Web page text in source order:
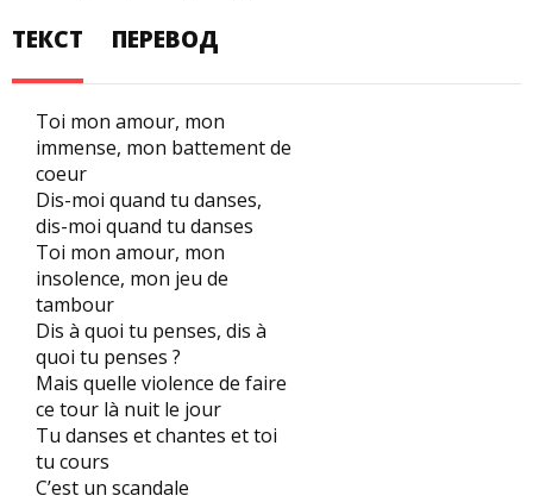
ТЕКСТ
ПЕРЕВОД
Toi mon amour, mon
immense, mon battement de
coeur
Dis-moi quand tu danses,
dis-moi quand tu danses
Toi mon amour, mon
insolence, mon jeu de
tambour
Dis à quoi tu penses, dis à
quoi tu penses ?
Mais quelle violence de faire
ce tour là nuit le jour
Tu danses et chantes et toi
tu cours
C’est un scandale